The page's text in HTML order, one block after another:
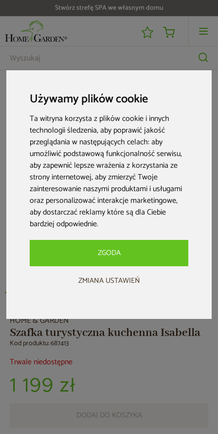
Używamy plików cookie
Ta witryna korzysta z plików cookie i innych
technologii śledzenia, aby poprawić jakość
przeglądania w następujących celach:aby
umożliwić podstawową funkcjonalność serwisu,
aby zapewnić lepsze wrażenia z korzystania ze
strony internetowej,aby zmierzyć Twoje
zainteresowanie naszymi produktami i usługami
oraz personalizować interakcje marketingowe,
aby dostarczać reklamy które są dla Ciebie
bardziej odpowiednie.
ZGODA
ZMIANA USTAWIEŃ
Stwórz strefę SPA we własnym domu
HOME & GARDEN
Szafka turystyczna kuchenna Isabella
Kod produktu: 687413
Trwale niedostępne
1 199 zł
DODAJ DO KOSZYKA